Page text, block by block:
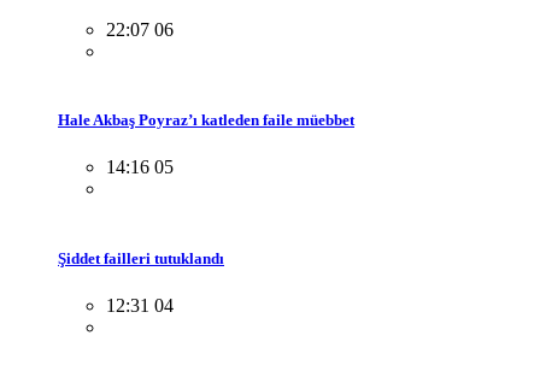
22:07 06
Hale Akbaş Poyraz’ı katleden faile müebbet
14:16 05
Şiddet failleri tutuklandı
12:31 04